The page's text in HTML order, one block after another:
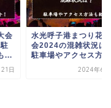
大
...
9日
忍野八海祭り花火大
2024の混雑状況は
車場やアクセス方法